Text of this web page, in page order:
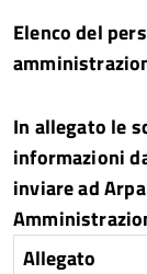
Elenco del
In allegato le
informazioni
inviare ad
Allegato